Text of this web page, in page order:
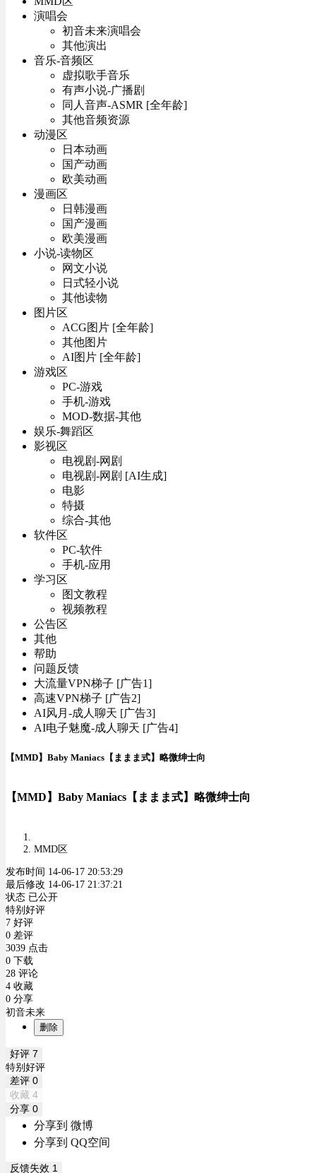
演唱会
初音未来演唱会
其他演出
音乐-音频区
虚拟歌手音乐
有声小说-广播剧
同人音声-ASMR [全年龄]
其他音频资源
动漫区
日本动画
国产动画
欧美动画
漫画区
日韩漫画
国产漫画
欧美漫画
小说-读物区
网文小说
日式轻小说
其他读物
图片区
ACG图片 [全年龄]
其他图片
AI图片 [全年龄]
游戏区
PC-游戏
手机-游戏
MOD-数据-其他
娱乐-舞蹈区
影视区
电视剧-网剧
电视剧-网剧 [AI生成]
电影
特摄
综合-其他
软件区
PC-软件
手机-应用
学习区
图文教程
视频教程
公告区
其他
帮助
问题反馈
大流量VPN梯子 [广告1]
高速VPN梯子 [广告2]
AI风月-成人聊天 [广告3]
AI电子魅魔-成人聊天 [广告4]
【MMD】Baby Maniacs【ままま式】略微绅士向
【MMD】Baby Maniacs【ままま式】略微绅士向
MMD区
发布时间 14-06-17 20:53:29
最后修改 14-06-17 21:37:21
状态 已公开
特别好评
7 好评
0 差评
3039 点击
0 下载
28 评论
4 收藏
0 分享
初音未来
删除
好评 7
特别好评
差评 0
收藏 4
分享 0
分享到 微博
分享到 QQ空间
反馈失效 1